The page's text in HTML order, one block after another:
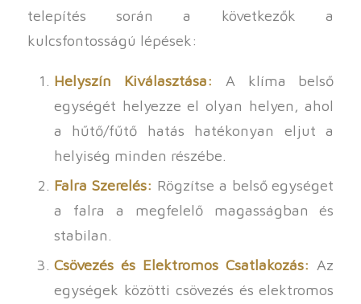
telepítés során a következők a
kulcsfontosságú lépések:
Helyszín Kiválasztása: A klíma belső
egységét helyezze el olyan helyen, ahol
a hűtő/fűtő hatás hatékonyan eljut a
helyiség minden részébe.
Falra Szerelés: Rögzítse a belső egységet
a falra a megfelelő magasságban és
stabilan.
Csövezés és Elektromos Csatlakozás: Az
egységek közötti csövezés és elektromos